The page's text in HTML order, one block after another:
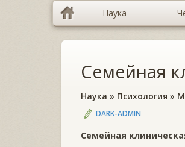
Наука
Семейная
Наука » Психология »
DARK-ADMIN
Семейная